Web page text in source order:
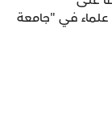
في "جامعة